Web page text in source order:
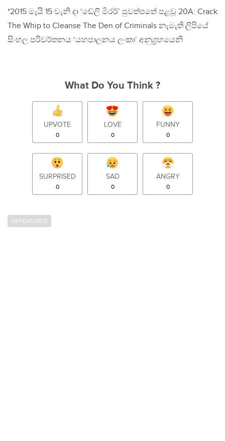
*2015 මැයි 15 වැනි දා ‘ඬේලි මිරර්’ පුවත්පතේ පළවූ 20A: Crack
The Whip to Cleanse The Den of Criminals නැමැති ලිපියේ
සිංහල පරිවර්තනය ‘යහපාලනය ලංකා’ අනුග‍්‍රහයෙනි
What Do You Think ?
UPVOTE
0
LOVE
0
FUNNY
0
SURPRISED
0
SAD
0
ANGRY
0
VKFEATURED